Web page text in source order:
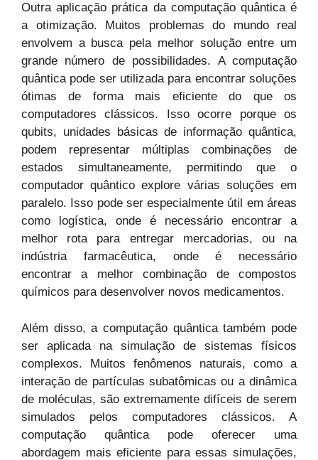
Outra aplicação prática da computação quântica é
a otimização. Muitos problemas do mundo real
envolvem a busca pela melhor solução entre um
grande número de possibilidades. A computação
quântica pode ser utilizada para encontrar soluções
ótimas de forma mais eficiente do que os
computadores clássicos. Isso ocorre porque os
qubits, unidades básicas de informação quântica,
podem representar múltiplas combinações de
estados simultaneamente, permitindo que o
computador quântico explore várias soluções em
paralelo. Isso pode ser especialmente útil em áreas
como logística, onde é necessário encontrar a
melhor rota para entregar mercadorias, ou na
indústria farmacêutica, onde é necessário
encontrar a melhor combinação de compostos
químicos para desenvolver novos medicamentos.
Além disso, a computação quântica também pode
ser aplicada na simulação de sistemas físicos
complexos. Muitos fenômenos naturais, como a
interação de partículas subatômicas ou a dinâmica
de moléculas, são extremamente difíceis de serem
simulados pelos computadores clássicos. A
computação quântica pode oferecer uma
abordagem mais eficiente para essas simulações,